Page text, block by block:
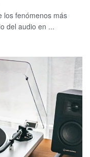
los fenómenos más
del audio en ...